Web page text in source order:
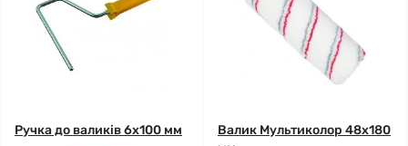
Ручка до валиків 6x100 мм
Валик Мультиколор 48x180